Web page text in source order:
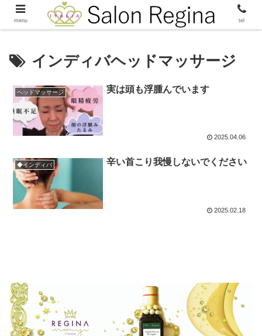
インディバヘッドマッサージ
ヘッドマッサージ 実は頭も浮腫んでいます
2025.04.06
◆インディバ 辛い首こり我慢しないでください
2025.02.18
menu tel